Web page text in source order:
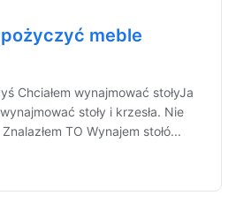
meble
Chciałem wynajmować stołyJa
stoły i krzesła. Nie
TO Wynajem stołó...